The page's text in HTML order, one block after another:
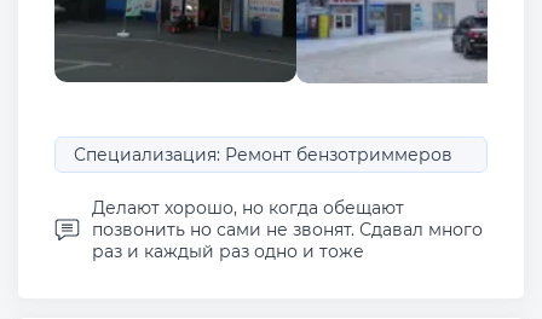
Специализация: Ремонт бензотриммеров
Делают хорошо, но когда обещают
позвонить но сами не звонят. Сдавал много
раз и каждый раз одно и тоже